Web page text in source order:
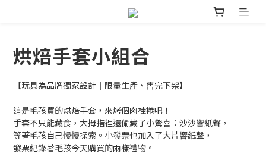
烘焙手套小組合
【玩具為品牌獨家設計｜限量生產、售完下架】
這是毛孩買的烘焙手套，來烤個肉桂捲吧！
手套不只能藏食，大拇指裡還偷藏了小驚喜：沙沙響紙聲，
等著毛孩自己慢慢探索。小發票也加入了大片響紙聲，
發票紀錄著毛孩今天購買的兩樣禮物。